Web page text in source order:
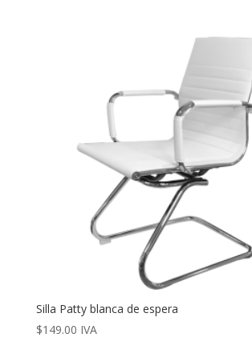
Silla Patty blanca de espera
$149.00 IVA